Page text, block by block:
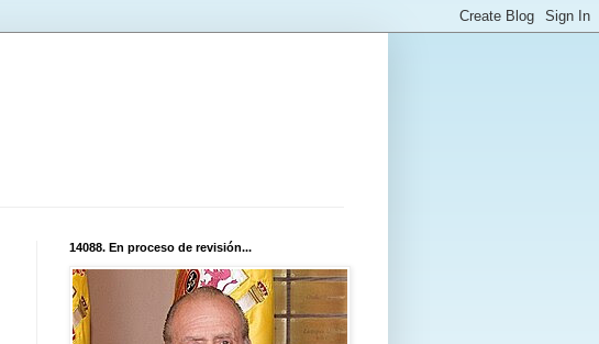
14088. En proceso de revisión...